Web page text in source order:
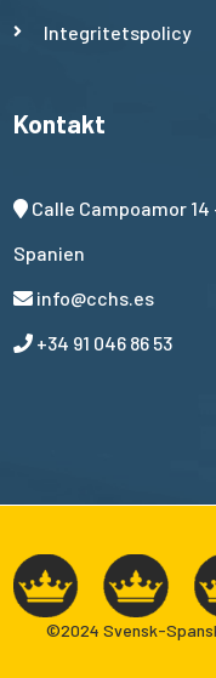
Integritetspolicy
Kontakt
Calle Campoamor 14
Spanien
info@cchs.es
+34 91 046 86 53
©2024 Svensk-